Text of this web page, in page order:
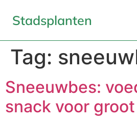
Stadsplanten
Tag:
Sneeuwbes:
snack voor